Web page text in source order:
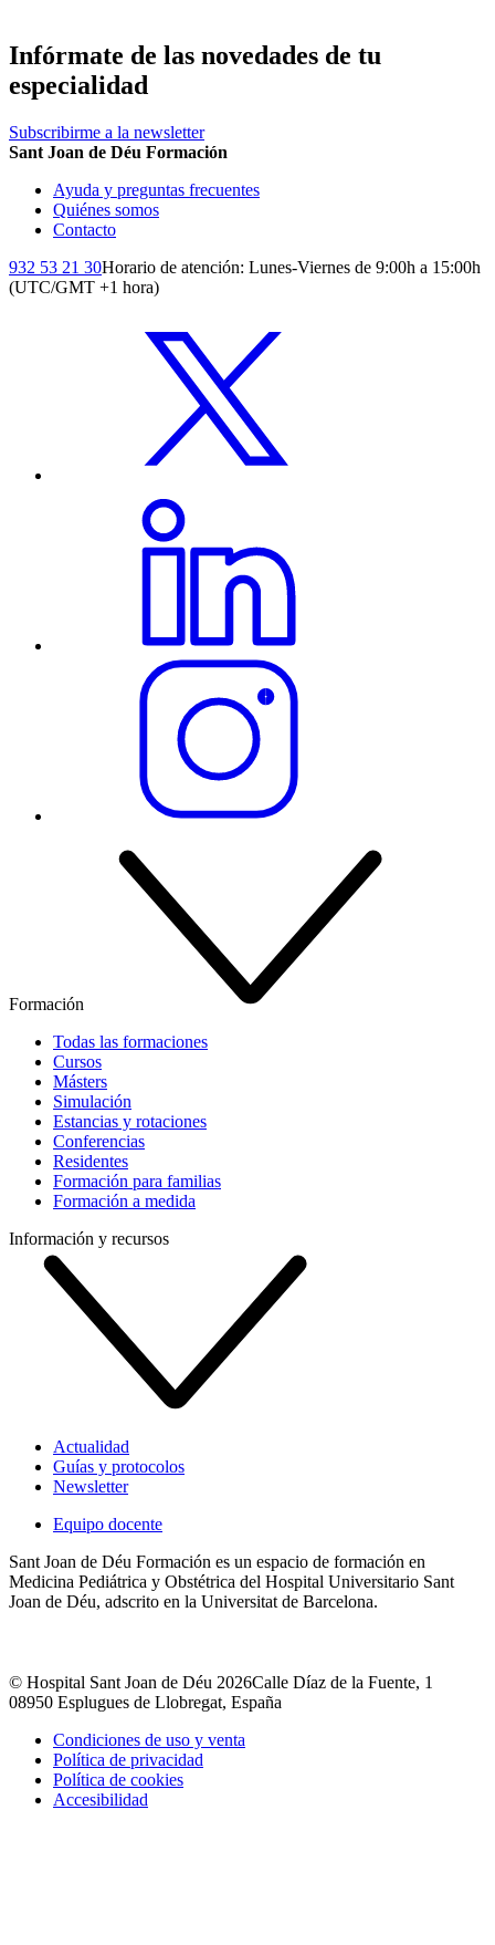
Infórmate de las novedades de tu
especialidad
Subscribirme a la newsletter
Sant Joan de Déu Formación
Ayuda y preguntas frecuentes
Quiénes somos
Contacto
932 53 21 30Horario de atención: Lunes-Viernes de 9:00h a 15:00h
(UTC/GMT +1 hora)
Formación
Todas las formaciones
Cursos
Másters
Simulación
Estancias y rotaciones
Conferencias
Residentes
Formación para familias
Formación a medida
Información y recursos
Actualidad
Guías y protocolos
Newsletter
Equipo docente
Sant Joan de Déu Formación es un espacio de formación en
Medicina Pediátrica y Obstétrica del Hospital Universitario Sant
Joan de Déu, adscrito en la Universitat de Barcelona.
© Hospital Sant Joan de Déu 2026Calle Díaz de la Fuente, 1
08950 Esplugues de Llobregat, España
Condiciones de uso y venta
Política de privacidad
Política de cookies
Accesibilidad